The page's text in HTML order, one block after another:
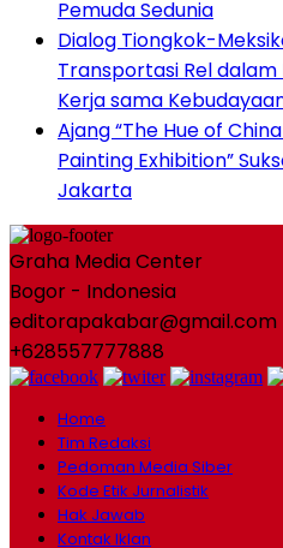
Pemuda Sedunia
Dialog Tiongkok-
Transportasi Rel
Kerja sama
Ajang “The Hue of
Painting Exhibition”
Jakarta
Graha Media Center
Bogor - Indonesia
editorapakabar@gmail.com
+628557777888
Home
Tim Redaksi
Pedoman Media Siber
Kode Etik Jurnalistik
Hak Jawab
Kontak Iklan